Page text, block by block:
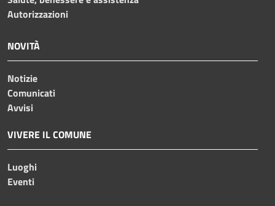
Autorizzazioni
NOVITÀ
Notizie
Comunicati
Avvisi
VIVERE IL COMUNE
Luoghi
Eventi